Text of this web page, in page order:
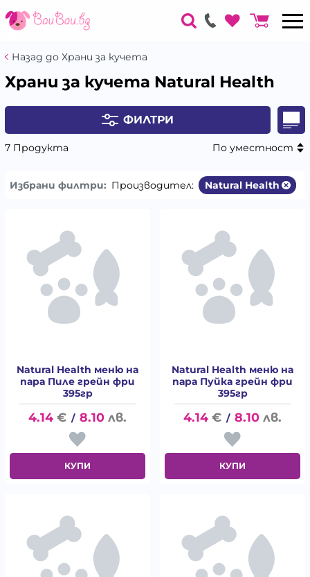
Назад до Храни за кучета
Храни за кучета Natural Health
ФИЛТРИ
7 Продукта По уместност
Избрани филтри: Производител: Natural Health
Natural Health меню на
пара Пиле грейн фри
395гр
4.14 € / 8.10 лв.
КУПИ
Natural Health меню на
пара Пуйка грейн фри
395гр
4.14 € / 8.10 лв.
КУПИ